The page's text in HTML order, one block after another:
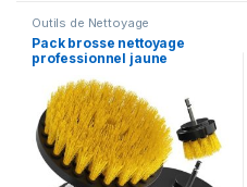
Outils de Nettoyage
Pack brosse nettoyage
professionnel jaune